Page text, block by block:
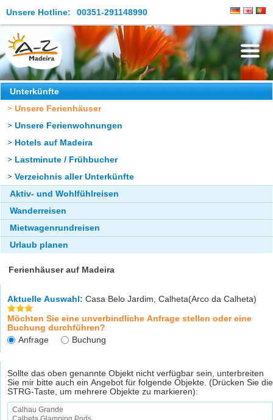
Unsere Hotline: 00351-291148990
Die Insel
Madeira Erleben
Aktuelles
Reiseangebote
Kontakt
Unterkünfte
Unsere Ferienhäuser
Unsere Ferienwohnungen
Hotels auf Madeira
Lastminute / Frühbucher
Verzeichnis aller Unterkünfte
Aktiv- und Wohlfühlreisen
Wanderreisen
Mietwagenrundreisen
Urlaub planen
Ferienhäuser auf Madeira
Aktuelle Auswahl: Casa Belo Jardim, Calheta(Arco da Calheta)
Möchten Sie eine unverbindliche Anfrage stellen oder eine
Buchung durchführen?
Anfrage
Buchung
Sollte das oben genannte Objekt nicht verfügbar sein, unterbreiten
Sie mir bitte auch ein Angebot für folgende Objekte. (Drücken Sie die
STRG-Taste, um mehrere Objekte zu markieren):